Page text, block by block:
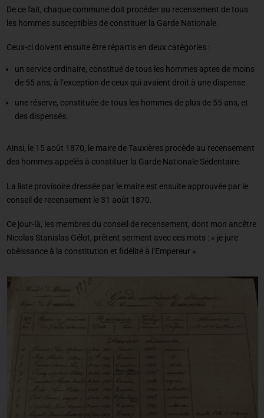
De ce fait, chaque commune doit procéder au recensement de tous
les hommes susceptibles de constituer la Garde Nationale.
Ceux-ci doivent ensuite être répartis en deux catégories :
un service ordinaire, constitué de tous les hommes aptes de moins
de 55 ans, à l’exception de ceux qui avaient droit à une dispense.
une réserve, constituée de tous les hommes de plus de 55 ans, et
des dispensés.
Ainsi, le 15 août 1870, le maire de Tauxières procède au recensement
des hommes appelés à constituer la Garde Nationale Sédentaire.
La liste provisoire dressée par le maire est ensuite approuvée par le
conseil de recensement le 31 août 1870.
Ce jour-là, les membres du conseil de recensement, dont mon ancêtre
Nicolas Stanislas Gélot, prêtent serment avec ces mots : « je jure
obéissance à la constitution et fidélité à l’Empereur »